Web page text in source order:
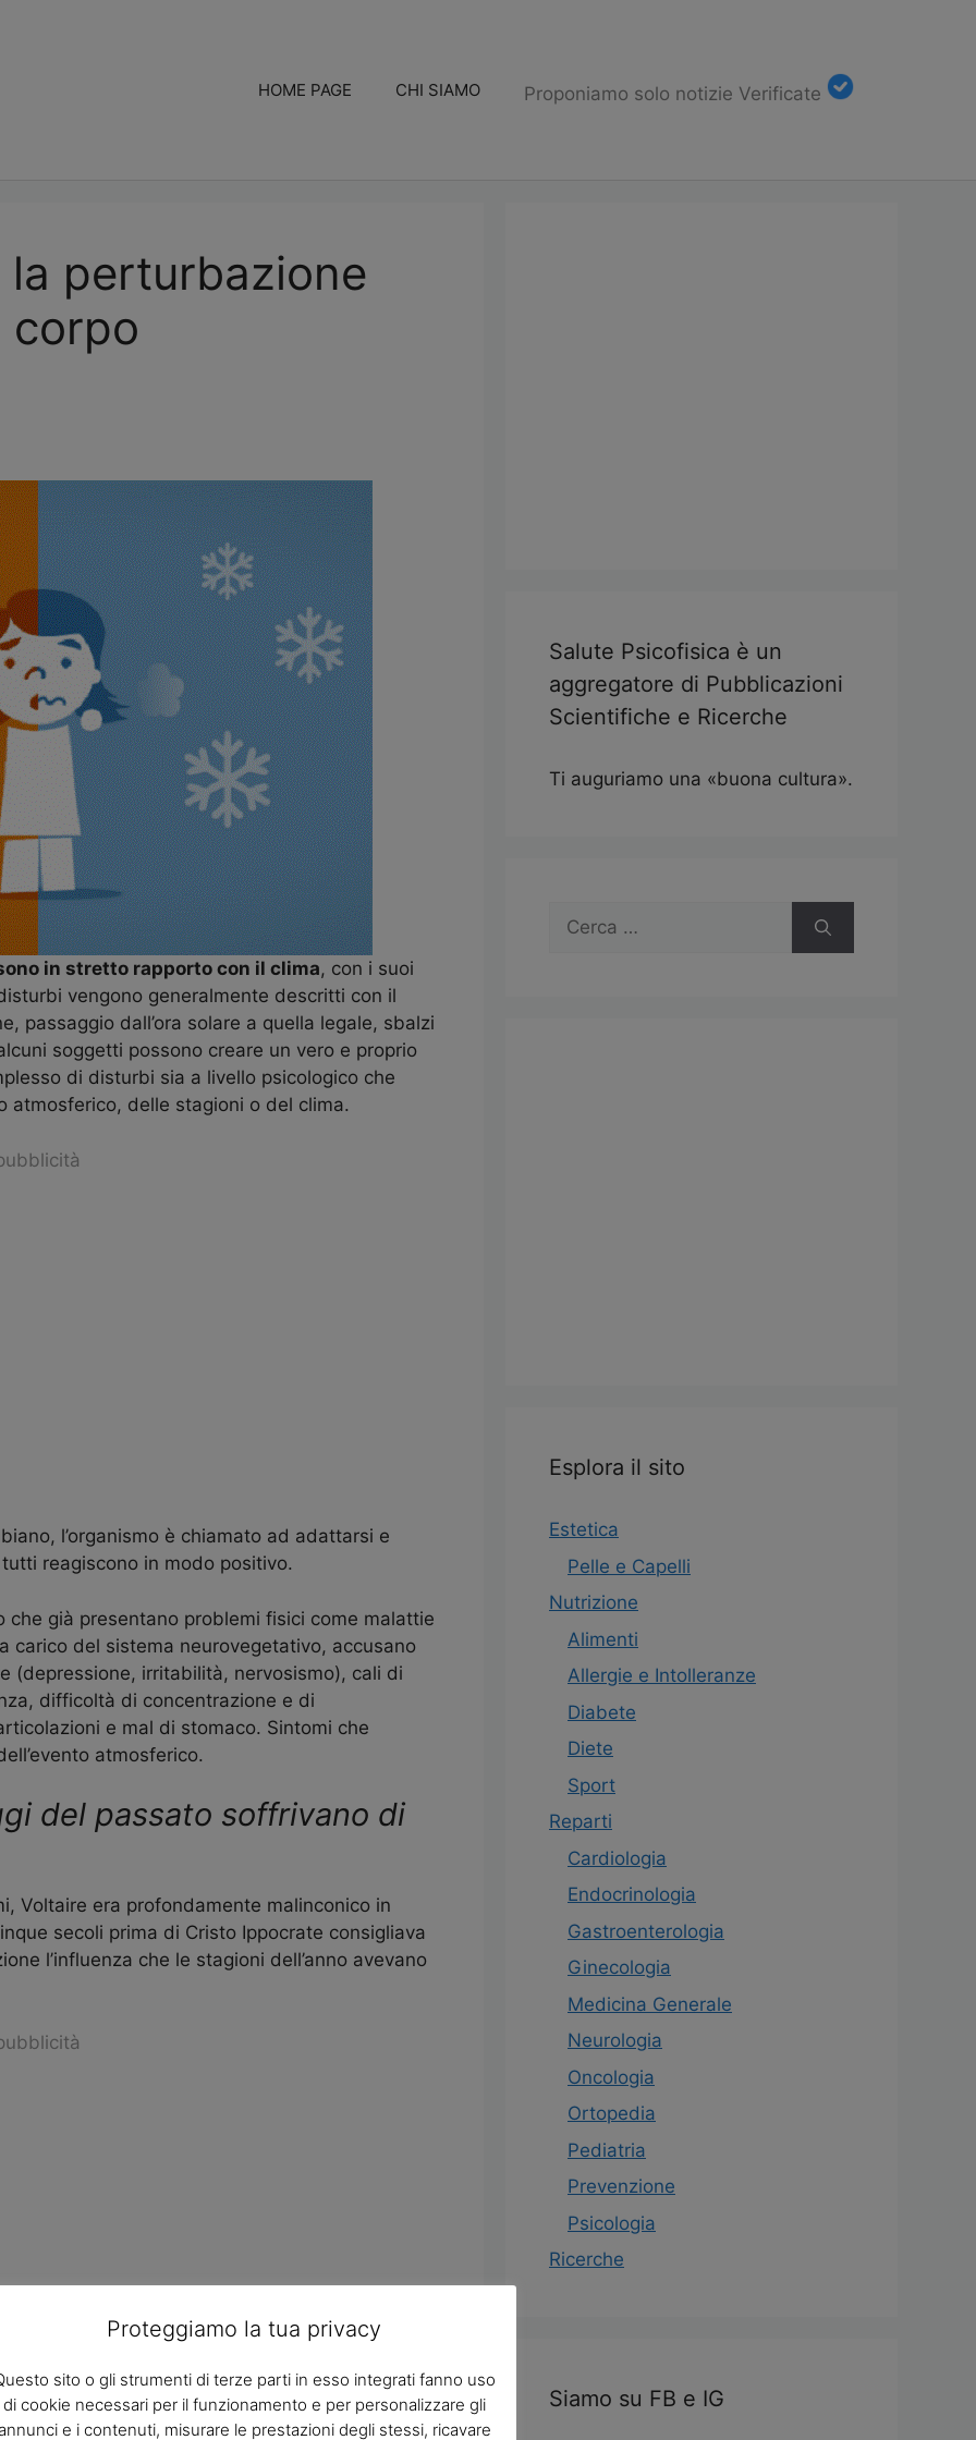
HOME PAGE CHI SIAMO Proponiamo solo notizie Verificate
perturbazione
corpo
in stretto rapporto con il clima, con i suoi
vengono generalmente descritti con il
passaggio dall’ora solare a quella legale, sbalzi
soggetti possono creare un vero e proprio
di disturbi sia a livello psicologico che
atmosferico, delle stagioni o del clima.
l’organismo è chiamato ad adattarsi e
reagiscono in modo positivo.
che già presentano problemi fisici come malattie
carico del sistema neurovegetativo, accusano
(depressione, irritabilità, nervosismo), cali di
difficoltà di concentrazione e di
e mal di stomaco. Sintomi che
atmosferico.
del passato soffrivano di
Voltaire era profondamente malinconico in
secoli prima di Cristo Ippocrate consigliava
l’influenza che le stagioni dell’anno avevano
infatti gli effetti prodotti sulle persone dalle
Salute Psicofisica è un
aggregatore di Pubblicazioni
Scientifiche e Ricerche
Ti auguriamo una «buona cultura».
Ricerca
Esplora il sito
Estetica
Pelle e Capelli
Nutrizione
Alimenti
Allergie e Intolleranze
Diabete
Diete
Sport
Reparti
Cardiologia
Endocrinologia
Gastroenterologia
Ginecologia
Medicina Generale
Neurologia
Oncologia
Ortopedia
Pediatria
Prevenzione
Psicologia
Ricerche
Siamo su FB e IG
Proteggiamo la tua privacy
sito o gli strumenti di terze parti in esso integrati fanno uso
di cookie necessari per il funzionamento e per personalizzare gli
annunci e i contenuti, misurare le prestazioni degli stessi, ricavare